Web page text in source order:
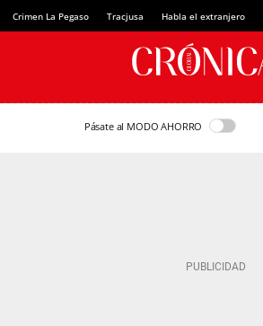
Crimen La Pegaso Tracjusa Habla el extranjero
Pásate al MODO AHORRO